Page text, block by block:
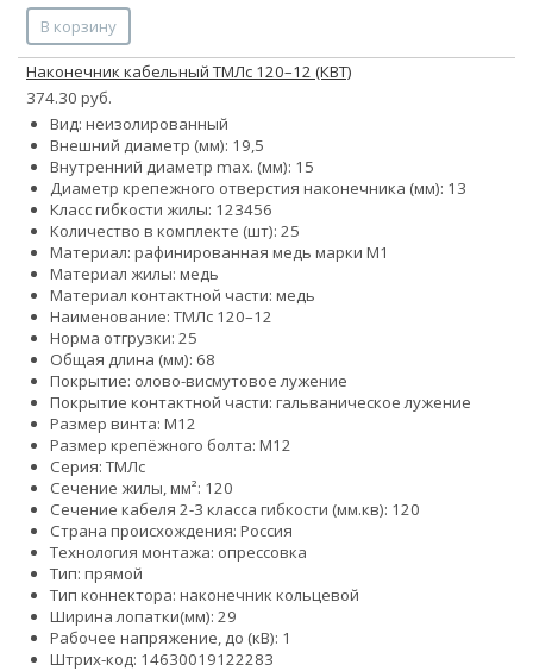
В корзину
Наконечник кабельный ТМЛс 120–12 (КВТ)
374.30 руб.
Вид: неизолированный
Внешний диаметр (мм): 19,5
Внутренний диаметр max. (мм): 15
Диаметр крепежного отверстия наконечника (мм): 13
Класс гибкости жилы: 123456
Количество в комплекте (шт): 25
Материал: рафинированная медь марки М1
Материал жилы: медь
Материал контактной части: медь
Наименование: ТМЛс 120–12
Норма отгрузки: 25
Общая длина (мм): 68
Покрытие: олово-висмутовое лужение
Покрытие контактной части: гальваническое лужение
Размер винта: М12
Размер крепёжного болта: М12
Серия: ТМЛс
Сечение жилы, мм²: 120
Сечение кабеля 2-3 класса гибкости (мм.кв): 120
Страна происхождения: Россия
Технология монтажа: опрессовка
Тип: прямой
Тип коннектора: наконечник кольцевой
Ширина лопатки(мм): 29
Рабочее напряжение, до (кВ): 1
Штрих-код: 14630019122283